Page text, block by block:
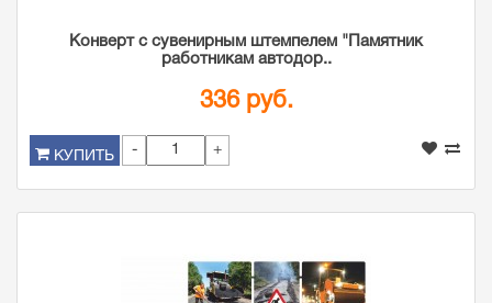
Конверт с сувенирным штемпелем "Памятник
работникам автодор..
336 руб.
КУПИТЬ - +